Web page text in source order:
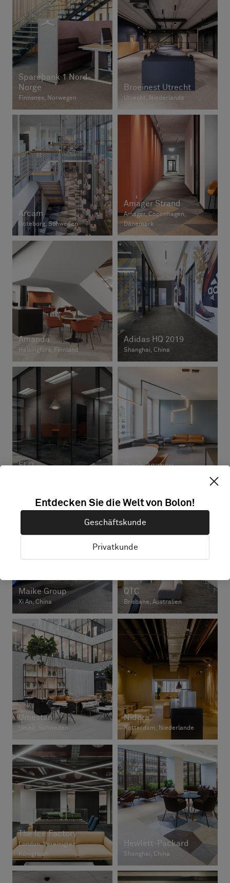
Sparebank 1 Nord-
Norge
Finnsnes, Norwegen
Broeinest Utrecht
Utrecht, Niederlande
Arcam
Göteborg, Schweden
Amager Strand
Amager, Copenhagen,
Dänemark
Amanda
Helsingfors, Finnland
Adidas HQ 2019
Shanghai, China
ELO Work Agency
Maike Group
Xi An, China
QTC
Brisbane, Australien
Umestan
Umeå, Schweden
Nidera
Rotterdam, Niederlande
The Ice Factory
London, Vereinigtes
Königreich
Hewlett-Packard
Shanghai, China
Entdecken Sie die Welt von Bolon!
Geschäftskunde
Privatkunde